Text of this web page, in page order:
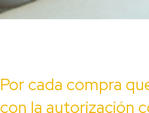
Por cada compra
con la autorización